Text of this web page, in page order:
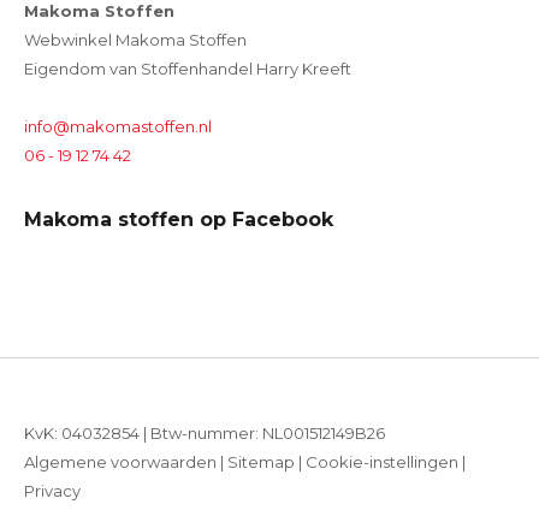
Makoma Stoffen
Webwinkel Makoma Stoffen
Eigendom van Stoffenhandel Harry Kreeft
info@makomastoffen.nl
06 - 19 12 74 42
Makoma stoffen op Facebook
KvK: 04032854 | Btw-nummer: NL001512149B26
Algemene voorwaarden | Sitemap | Cookie-instellingen |
Privacy